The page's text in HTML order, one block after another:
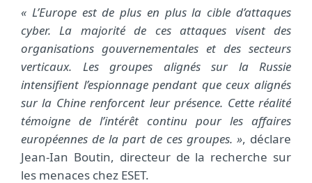
« L’Europe est de plus en plus la cible d’attaques
cyber. La majorité de ces attaques visent des
organisations gouvernementales et des secteurs
verticaux. Les groupes alignés sur la Russie
intensifient l’espionnage pendant que ceux alignés
sur la Chine renforcent leur présence. Cette réalité
témoigne de l’intérêt continu pour les affaires
européennes de la part de ces groupes. », déclare
Jean-Ian Boutin, directeur de la recherche sur
les menaces chez ESET.